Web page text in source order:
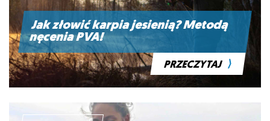
Jak złowić karpia jesienią? Metodą
nęcenia PVA!
PRZECZYTAJ ⟩